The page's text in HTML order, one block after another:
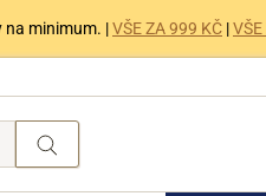
na minimum. |VŠE ZA 999 KČ |